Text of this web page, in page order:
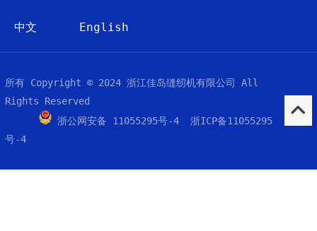
中文 English
所有 Copyright © 2024 浙江佳岛缝纫机有限公司 All
Rights Reserved
浙公网安备 11055295号-4 浙ICP备11055295
号-4